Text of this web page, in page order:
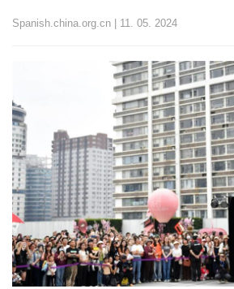
Spanish.china.org.cn 11. 05. 2024